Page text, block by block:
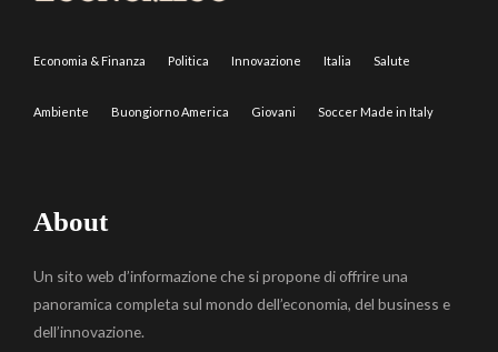
Economia & Finanza Politica Innovazione Italia Salute
Ambiente Buongiorno America Giovani Soccer Made in Italy
About
Un sito web d’informazione che si propone di offrire una
panoramica completa sul mondo dell’economia, del business e
dell’innovazione.